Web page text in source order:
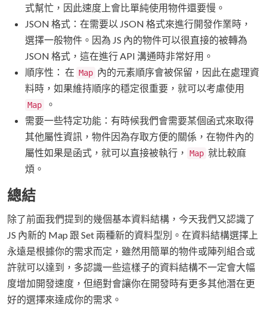
式幫忙，因此速度上會比單純使用物件還要慢。
JSON 格式：在需要以 JSON 格式來進行開發作業時，
選擇一般物件。因為 JS 內的物件可以很直接的被轉為
JSON 格式，這在進行 API 溝通時非常好用。
順序性： 在 Map 內的元素順序會被保留，因此在處理資
料時，如果維持順序的穩定很重要，就可以考慮使用
Map
。
需要一些特定功能：有時候我們會需要某個函式來取得
其他屬性資訊，物件因為存取方便的關係，在物件內的
屬性如果是函式，就可以直接被執行，
Map 就比較麻
煩。
總結
除了前面我們提到的幾個基本資料結構，今天我們又認識了
JS 內新的 Map 跟 Set 兩種新的資料型別。在資料結構選擇上
永遠是根據你的需求而定，雖然用簡單的物件或陣列組合或
許就可以達到，多認識一些這樣子的資料結構不一定會大幅
度增加開發速度，但絕對會讓你在開發時有更多其他潛在更
好的選擇來達成你的需求。